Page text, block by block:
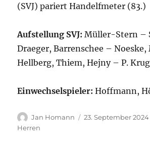
(SVJ) pariert Handelfmeter (83.)
Aufstellung SVJ: Müller-Stern –
Draeger, Barrenschee – Noeske,
Hellberg, Thiem, Hejny – P.
Einwechselspieler: Hoffmann,
Autor
Jan Homann
Veröffentlicht
23. September 2024
Herren